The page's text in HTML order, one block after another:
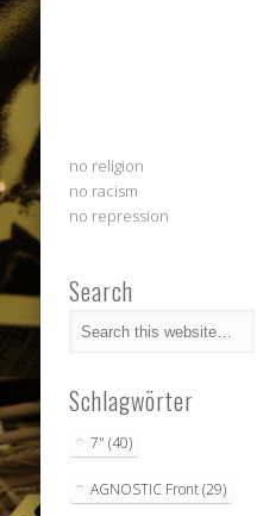
no religion
no racism
no repression
Search
Schlagwörter
7" (40)
AGNOSTIC Front(29)